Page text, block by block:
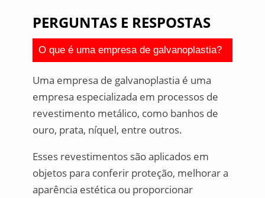
PERGUNTAS E RESPOSTAS
O que é uma empresa de galvanoplastia?
Uma empresa de galvanoplastia é uma
empresa especializada em processos de
revestimento metálico, como banhos de
ouro, prata, níquel, entre outros.
Esses revestimentos são aplicados em
objetos para conferir proteção, melhorar a
aparência estética ou proporcionar